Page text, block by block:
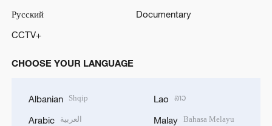
Русский
Documentary
CCTV+
CHOOSE YOUR LANGUAGE
Albanian Shqip
Arabic العربية
Lao ລາວ
Malay Bahasa Melayu